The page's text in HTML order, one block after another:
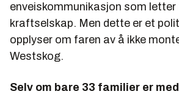
enveiskommunikasjon som
kraftselskap. Men dette er et
opplyser om faren av å ikke
Westskog.
Selv om bare 33 familier er